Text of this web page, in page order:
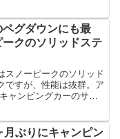
グダウンにも最
クのソリッドステ
スノーピークのソリッド
ですが、性能は抜群。ア
ャンピングカーのサイ
月ぶりにキャンピン